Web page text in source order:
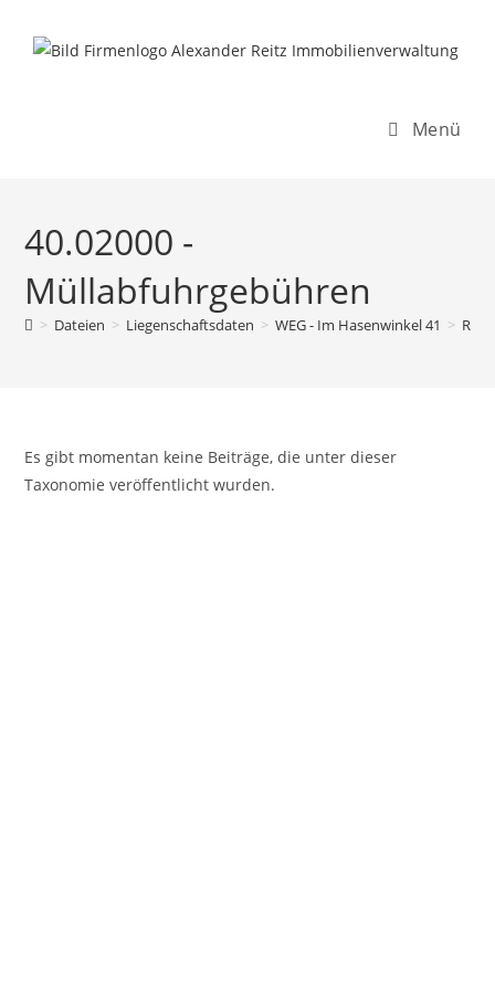
Inhalt
Menü
40.02000 -
Müllabfuhrgebühren
> Dateien > Liegenschaftsdaten > WEG - Im Hasenwinkel 41 >
Es gibt momentan keine Beiträge, die unter dieser
Taxonomie veröffentlicht wurden.